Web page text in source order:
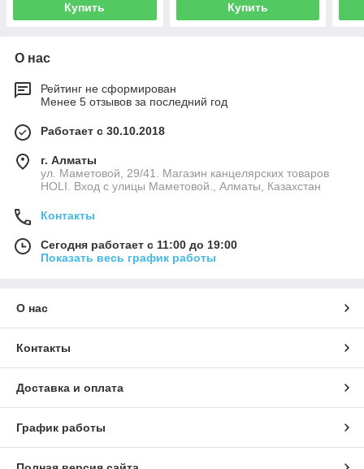
Купить Купить
О нас
Рейтинг не сформирован
Менее 5 отзывов за последний год
Работает с 30.10.2018
г. Алматы
ул. Маметовой, 29/41. Магазин канцелярских товаров
HOLI. Вход с улицы Маметовой., Алматы, Казахстан
Контакты
Сегодня работает с 11:00 до 19:00
Показать весь график работы
О нас
Контакты
Доставка и оплата
График работы